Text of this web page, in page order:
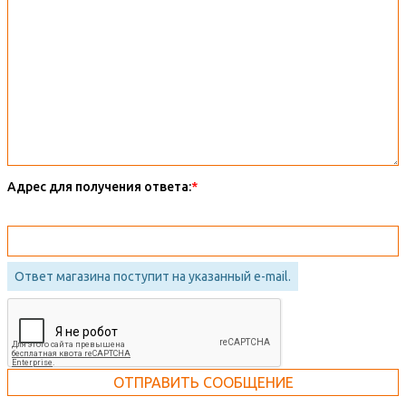
Адрес для получения ответа:
Ответ магазина поступит на указанный e-mail.